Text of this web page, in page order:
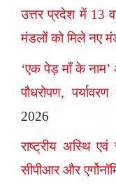
उत्तर प्रदेश में 13
मंडलों को मिले नए
‘एक पेड़ माँ के
पौधरोपण,
2026
राष्ट्रीय अस्थि एवं
सीपीआर और